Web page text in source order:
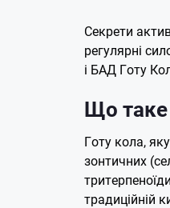
Секрети
регулярні
і БАД Готу
Що таке
Готу кола,
зонтичних
традиційній